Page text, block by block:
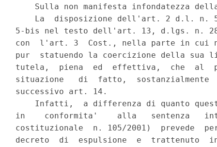
Sulla non manifesta infondatezza
La  disposizione dell'art. 2 d.l. n.
5-bis nel testo dell'art. 13, d.lgs. n.
con  l'art. 3  Cost., nella parte in cui
pur  statuendo la coercizione della sua
tutela,  piena  ed  effettiva,  che  al
situazione   di  fatto,  sostanzialmente
successivo art. 14.
Infatti,  a differenza di quanto
in    conformita'    alla   sentenza
costituzionale  n. 105/2001)  prevede
decreto  di  espulsione  e  trattenuto  in